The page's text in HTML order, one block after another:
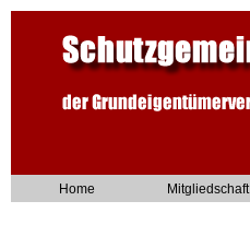
Home Mitgliedschaft